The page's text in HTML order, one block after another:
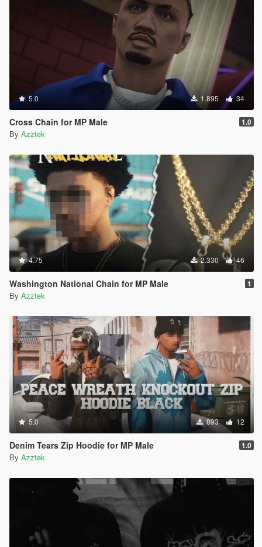
5.0 1.895 34
Cross Chain for MP Male 1.0
By Azztek
4.75 2.330 46
Washington National Chain for MP Male 1
By Azztek
5.0 893 12
Denim Tears Zip Hoodie for MP Male 1.0
By Azztek